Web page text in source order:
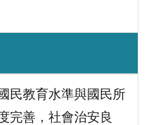
民教育水準與國民所
完善，社會治安良